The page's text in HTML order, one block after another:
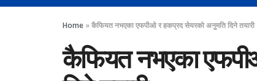
Home »कैफियत नभएका एफपीओ र हकप्रद सेयरको अनुमति दिने तयारी
कैफियत नभएका